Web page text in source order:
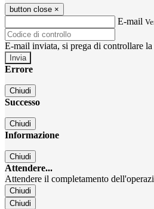
button close ×
E-mail
E-mail inviata, si prega di controllare
Errore
Chiudi
Successo
Chiudi
Informazione
Chiudi
Attendere...
Attendere il completamento
Chiudi
Chiudi